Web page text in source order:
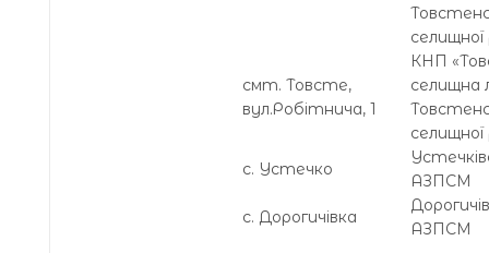
смт. Товсте,
вул.Робітнича, 1
КНП
селищна
с. Устечко
АЗПСМ
с. Дорогичівка
АЗПСМ